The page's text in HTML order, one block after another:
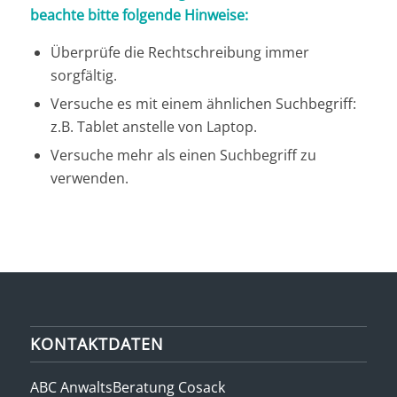
beachte bitte folgende Hinweise:
Überprüfe die Rechtschreibung immer
sorgfältig.
Versuche es mit einem ähnlichen Suchbegriff:
z.B. Tablet anstelle von Laptop.
Versuche mehr als einen Suchbegriff zu
verwenden.
KONTAKTDATEN
ABC AnwaltsBeratung Cosack